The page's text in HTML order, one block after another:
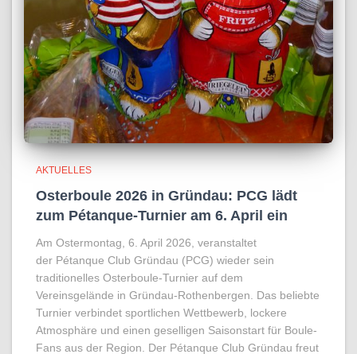
AKTUELLES
Osterboule 2026 in Gründau: PCG lädt
zum Pétanque-Turnier am 6. April ein
Am Ostermontag, 6. April 2026, veranstaltet
der Pétanque Club Gründau (PCG) wieder sein
traditionelles Osterboule-Turnier auf dem
Vereinsgelände in Gründau-Rothenbergen. Das beliebte
Turnier verbindet sportlichen Wettbewerb, lockere
Atmosphäre und einen geselligen Saisonstart für Boule-
Fans aus der Region. Der Pétanque Club Gründau freut